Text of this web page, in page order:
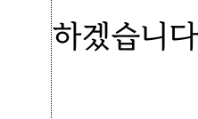
하겠습니